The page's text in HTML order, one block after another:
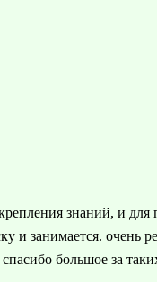
знаний, и для
и занимается.
большое за